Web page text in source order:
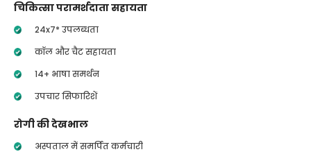
चिकित्सा परामर्शदाता सहायता
24x7* उपलब्धता
कॉल और चैट सहायता
14+ भाषा समर्थन
उपचार सिफारिशें
रोगी की देखभाल
अस्पताल में समर्पित कर्मचारी